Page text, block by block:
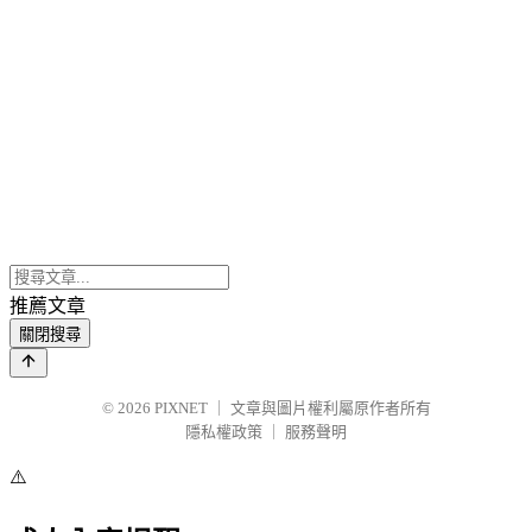
推薦文章
關閉搜尋
© 2026 PIXNET
文章與圖片權利屬原作者所有
隱私權政策
服務聲明
⚠️